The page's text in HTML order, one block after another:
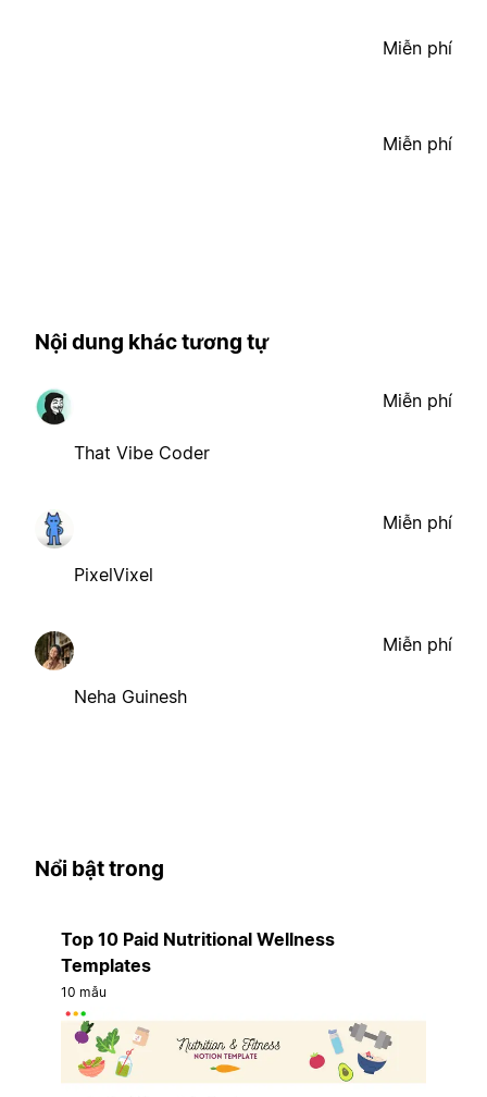
Miễn phí
Miễn phí
Nội dung khác tương tự
That Vibe Coder
Miễn phí
PixelVixel
Miễn phí
Neha Guinesh
Miễn phí
Nổi bật trong
Top 10 Paid Nutritional Wellness
Templates
10 mẫu